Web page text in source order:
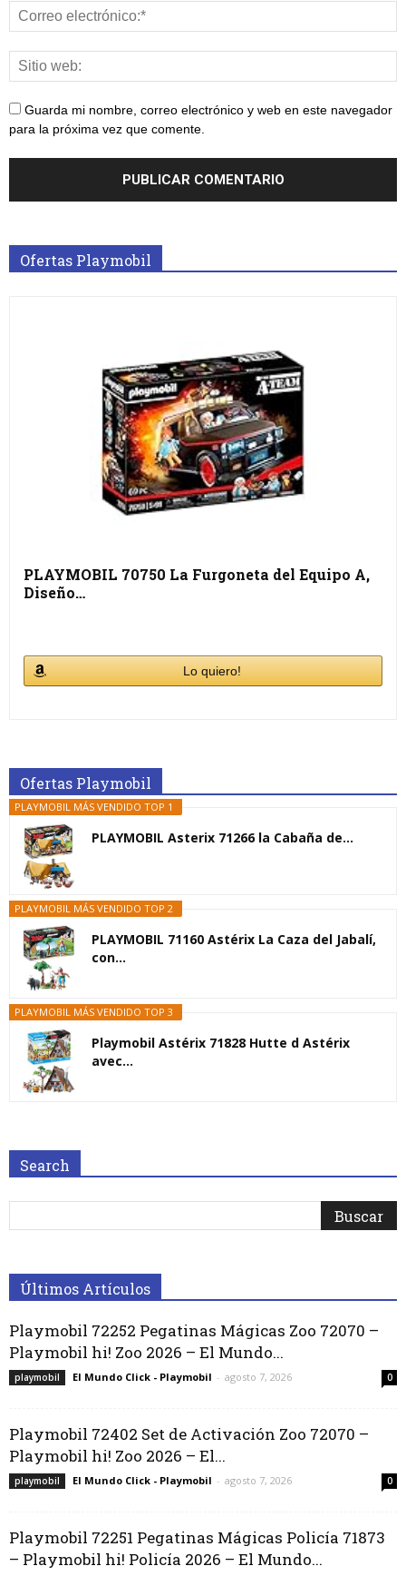
Guarda mi nombre, correo electrónico y web en este navegador
para la próxima vez que comente.
Ofertas Playmobil
PLAYMOBIL 70750 La Furgoneta del Equipo A,
Diseño…
Lo quiero!
Ofertas Playmobil
PLAYMOBIL MÁS VENDIDO TOP 1
PLAYMOBIL Asterix 71266 la Cabaña de...
PLAYMOBIL MÁS VENDIDO TOP 2
PLAYMOBIL 71160 Astérix La Caza del Jabalí,
con...
PLAYMOBIL MÁS VENDIDO TOP 3
Playmobil Astérix 71828 Hutte d Astérix
avec...
Search
Últimos Artículos
Playmobil 72252 Pegatinas Mágicas Zoo 72070 –
Playmobil hi! Zoo 2026 – El Mundo...
playmobil El Mundo Click - Playmobil - agosto 7, 2026 0
Playmobil 72402 Set de Activación Zoo 72070 –
Playmobil hi! Zoo 2026 – El...
playmobil El Mundo Click - Playmobil - agosto 7, 2026 0
Playmobil 72251 Pegatinas Mágicas Policía 71873
– Playmobil hi! Policía 2026 – El Mundo...